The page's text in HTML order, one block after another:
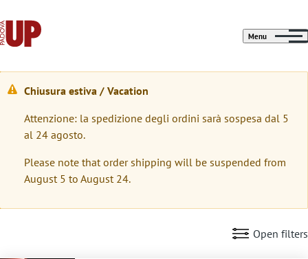
Menu
W
a
r
n
i
Chiusura estiva / Vacation
Attenzione: la spedizione degli ordini sarà sospesa dal 5
al 24 agosto.
Please note that order shipping will be suspended from
August 5 to August 24.
Open filters